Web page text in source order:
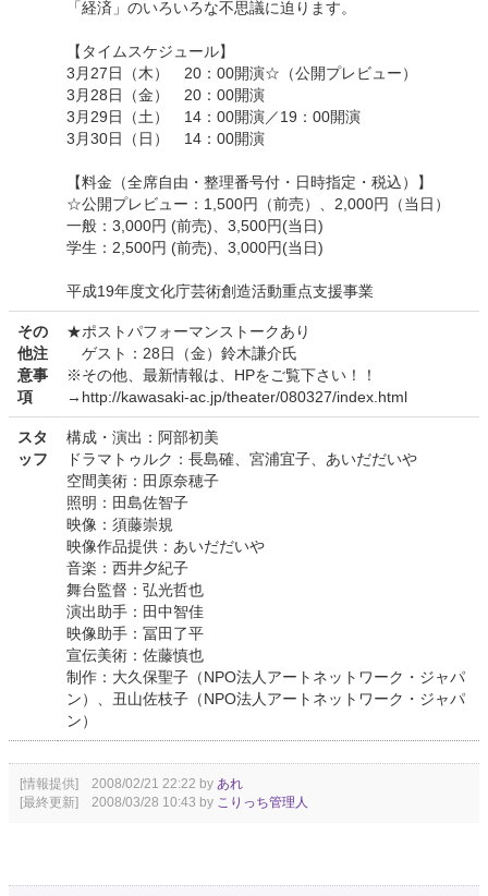
「経済」のいろいろな不思議に迫ります。
【タイムスケジュール】
3月27日（木） 20：00開演☆（公開プレビュー）
3月28日（金） 20：00開演
3月29日（土） 14：00開演／19：00開演
3月30日（日） 14：00開演
【料金（全席自由・整理番号付・日時指定・税込）】
☆公開プレビュー：1,500円（前売）、2,000円（当日）
一般：3,000円 (前売)、3,500円(当日)
学生：2,500円 (前売)、3,000円(当日)
平成19年度文化庁芸術創造活動重点支援事業
その
他注
意事
項
★ポストパフォーマンストークあり
ゲスト：28日（金）鈴木謙介氏
※その他、最新情報は、HPをご覧下さい！！
→http://kawasaki-ac.jp/theater/080327/index.html
スタ
ッフ
構成・演出：阿部初美
ドラマトゥルク：長島確、宮浦宜子、あいだだいや
空間美術：田原奈穂子
照明：田島佐智子
映像：須藤崇規
映像作品提供：あいだだいや
音楽：西井夕紀子
舞台監督：弘光哲也
演出助手：田中智佳
映像助手：冨田了平
宣伝美術：佐藤慎也
制作：大久保聖子（NPO法人アートネットワーク・ジャパ
ン）、丑山佐枝子（NPO法人アートネットワーク・ジャパ
ン）
[情報提供] 2008/02/21 22:22 by あれ
[最終更新] 2008/03/28 10:43 by こりっち管理人